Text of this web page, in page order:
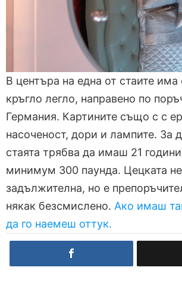
В центъра на една от стаите
кръгло легло, направено по
Германия. Картините също с с
насоченост, дори и лампите. За
стаята трябва да имаш 21
минимум 300 паунда. Цецката
задължителна, но е
някак безсмислено. Ако имаш
да го наемеш оттук.